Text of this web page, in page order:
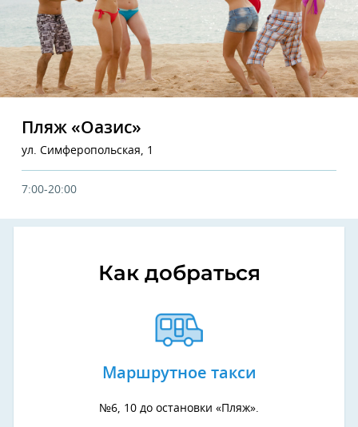
Пляж «Оазис»
ул. Симферопольская, 1
7:00-20:00
Как добраться
Маршрутное такси
№6, 10 до остановки «Пляж».